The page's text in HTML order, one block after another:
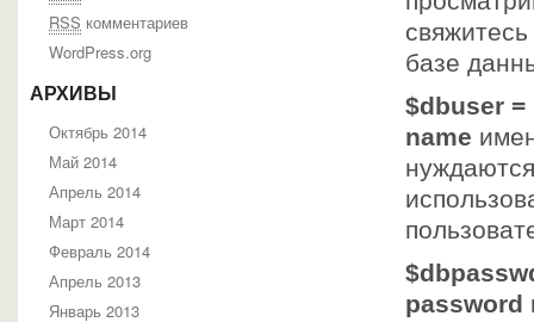
RSS комментариев
WordPress.org
АРХИВЫ
Октябрь 2014
Май 2014
Апрель 2014
Март 2014
Февраль 2014
Апрель 2013
Январь 2013
базе
$dbuser =
name
password